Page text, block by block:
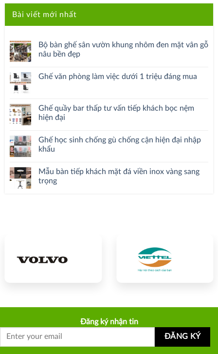
Bài viết mới nhất
Bộ bàn ghế sân vườn khung nhôm đen mặt vân gỗ
nâu bền đẹp
Ghế văn phòng làm việc dưới 1 triệu đáng mua
Ghế quầy bar thấp tư vấn tiếp khách bọc nệm
hiện đại
Ghế học sinh chống gù chống cận hiện đại nhập
khẩu
Mẫu bàn tiếp khách mặt đá viền inox vàng sang
trọng
Đăng ký nhận tin